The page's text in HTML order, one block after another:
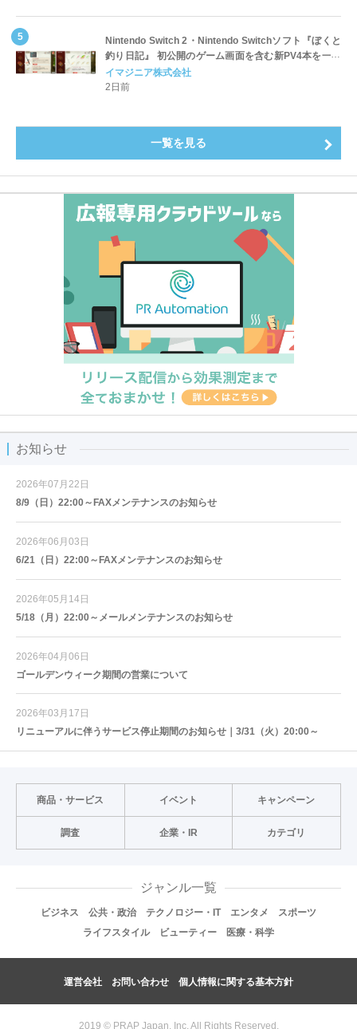
Nintendo Switch 2・Nintendo Switchソフト『ぼくと
釣り日記』 初公開のゲーム画面を含む新PV4本を一挙
公開！
イマジニア株式会社
2日前
一覧を見る
お知らせ
2026年07月22日
8/9（日）22:00～FAXメンテナンスのお知らせ
2026年06月03日
6/21（日）22:00～FAXメンテナンスのお知らせ
2026年05月14日
5/18（月）22:00～メールメンテナンスのお知らせ
2026年04月06日
ゴールデンウィーク期間の営業について
2026年03月17日
リニューアルに伴うサービス停止期間のお知らせ｜3/31（火）20:00～
商品・サービス イベント キャンペーン
調査 企業・IR カテゴリ
ジャンル一覧
ビジネス 公共・政治 テクノロジー・IT エンタメ
スポーツ
ライフスタイル
ビューティー 医療・科学
運営会社 お問い合わせ 個人情報に関する基本方針
2019 © PRAP Japan, Inc. All Rights Reserved.